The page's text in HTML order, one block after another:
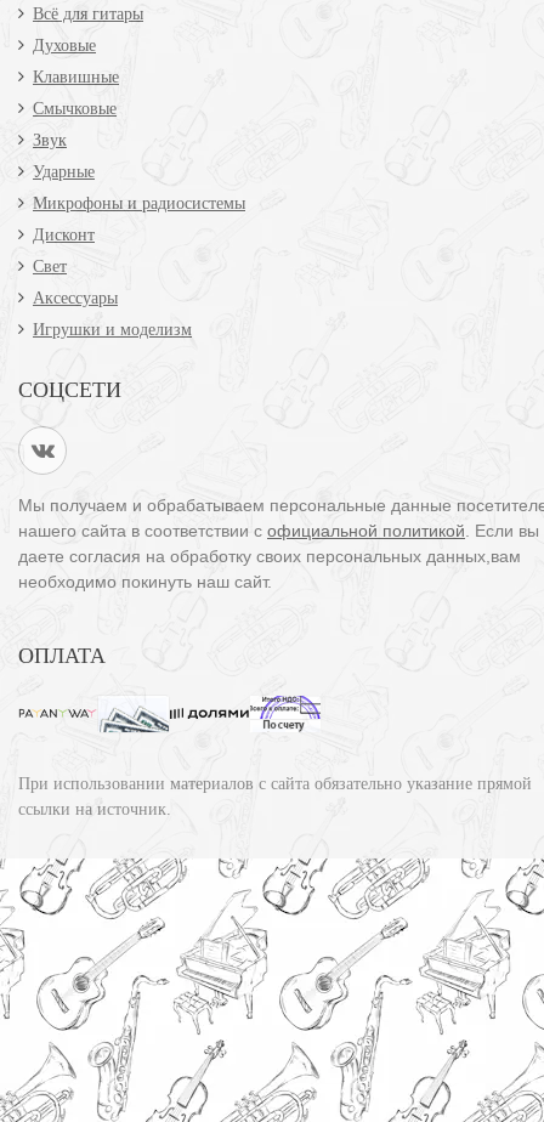
Всё для гитары
Духовые
Клавишные
Смычковые
Звук
Ударные
Микрофоны и радиосистемы
Дисконт
Свет
Аксессуары
Игрушки и моделизм
СОЦСЕТИ
Мы получаем и обрабатываем персональные данные
нашего сайта в соответствии с официальной политикой . Если
даете согласия на обработку своих персональных данных,вам
необходимо покинуть наш сайт.
ОПЛАТА
При использовании материалов с сайта обязательно указание прямой
ссылки на источник.